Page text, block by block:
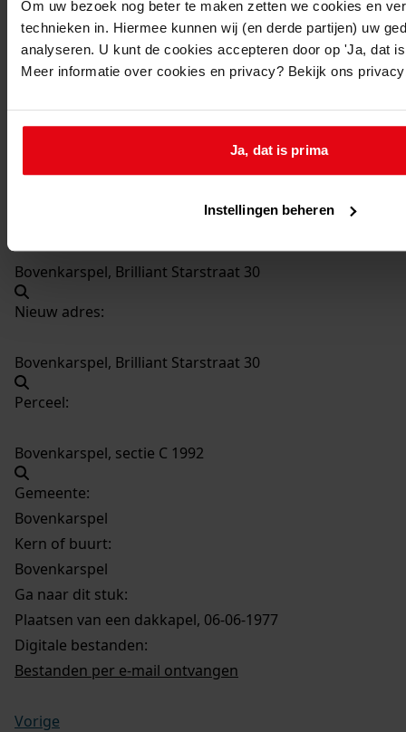
Om uw bezoek nog beter te maken zetten we cookies en
technieken in. Hiermee kunnen wij (en derde partijen) uw
analyseren. U kunt de cookies accepteren door op 'Ja, dat
Meer informatie over cookies en privacy? Bekijk ons
Ja, dat is prima
Instellingen beheren
1280Plaatsen van een dakkapel, 06-06-1977
Datering:
Datum vergunning:
Bovenkarspel, Brilliant Starstraat 30
Nieuw adres:
Bovenkarspel, Brilliant Starstraat 30
Perceel:
Bovenkarspel, sectie C 1992
Gemeente:
Bovenkarspel
Kern of buurt:
Bovenkarspel
Ga naar dit stuk:
Plaatsen van een dakkapel, 06-06-1977
Digitale bestanden:
Bestanden per e-mail ontvangen
Vorige